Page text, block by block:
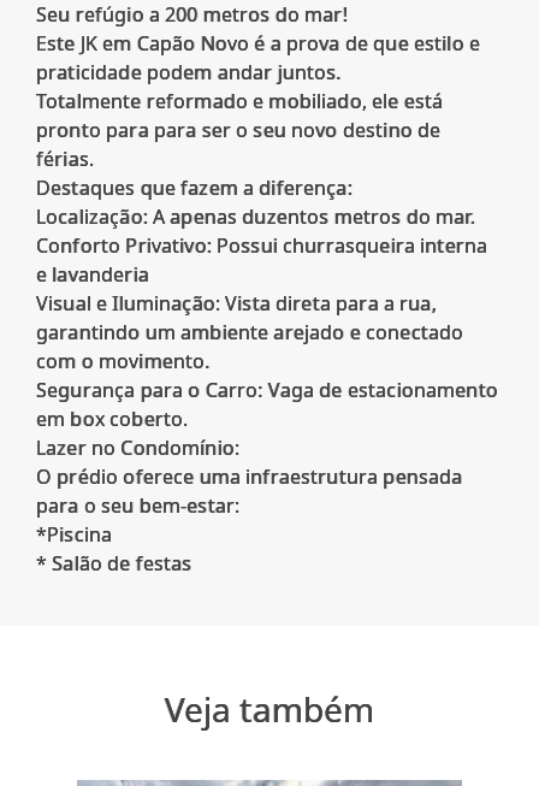
Seu refúgio a 200 metros do mar!
Este JK em Capão Novo é a prova de que estilo e
praticidade podem andar juntos.
Totalmente reformado e mobiliado, ele está
pronto para para ser o seu novo destino de
férias.
Destaques que fazem a diferença:
Localização: A apenas duzentos metros do mar.
Conforto Privativo: Possui churrasqueira interna
e lavanderia
Visual e Iluminação: Vista direta para a rua,
garantindo um ambiente arejado e conectado
com o movimento.
Segurança para o Carro: Vaga de estacionamento
em box coberto.
Lazer no Condomínio:
O prédio oferece uma infraestrutura pensada
para o seu bem-estar:
*Piscina
Veja também